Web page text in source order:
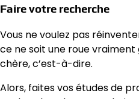
Faire votre recherche
Vous ne voulez pas
ce ne soit une roue vraiment
chère, c’est-à-dire.
Alors, faites vos études de